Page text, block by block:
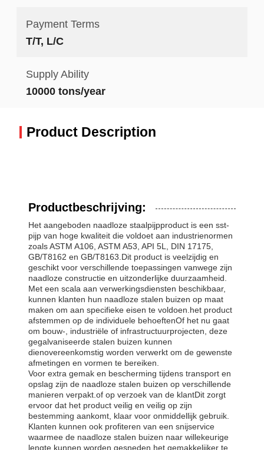
Payment Terms
T/T, L/C
Supply Ability
10000 tons/year
Product Description
Productbeschrijving:
Het aangeboden naadloze staalpijpproduct is een sst-
pijp van hoge kwaliteit die voldoet aan industrienormen
zoals ASTM A106, ASTM A53, API 5L, DIN 17175,
GB/T8162 en GB/T8163.Dit product is veelzijdig en
geschikt voor verschillende toepassingen vanwege zijn
naadloze constructie en uitzonderlijke duurzaamheid.
Met een scala aan verwerkingsdiensten beschikbaar,
kunnen klanten hun naadloze stalen buizen op maat
maken om aan specifieke eisen te voldoen.het product
afstemmen op de individuele behoeftenOf het nu gaat
om bouw-, industriële of infrastructuurprojecten, deze
gegalvaniseerde stalen buizen kunnen
dienovereenkomstig worden verwerkt om de gewenste
afmetingen en vormen te bereiken.
Voor extra gemak en bescherming tijdens transport en
opslag zijn de naadloze stalen buizen op verschillende
manieren verpakt.of op verzoek van de klantDit zorgt
ervoor dat het product veilig en veilig op zijn
bestemming aankomt, klaar voor onmiddellijk gebruik.
Klanten kunnen ook profiteren van een snijservice
waarmee de naadloze stalen buizen naar willekeurige
lengte kunnen worden gesneden.het gemakkelijker te